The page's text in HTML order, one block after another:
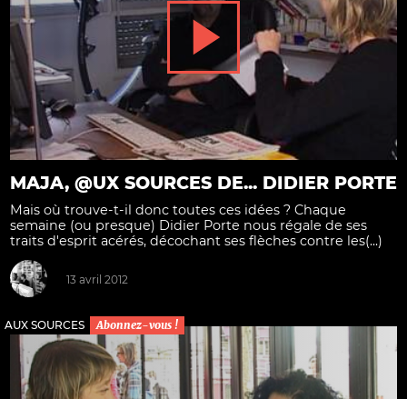
MAJA, @UX SOURCES DE... DIDIER PORTE
Mais où trouve-t-il donc toutes ces idées ? Chaque
semaine (ou presque) Didier Porte nous régale de ses
traits d'esprit acérés, décochant ses flèches contre les(...)
13 avril 2012
AUX SOURCES Abonnez-vous !